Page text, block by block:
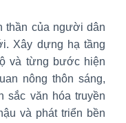
thần của người dân
Xây dựng hạ tầng
và từng bước hiện
nông thôn sáng,
sắc văn hóa truyền
và phát triển bền